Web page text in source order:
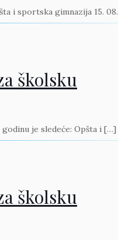
i sportska gimnazija 15. 08.
školsku
je sledeće: Opšta i […]
školsku